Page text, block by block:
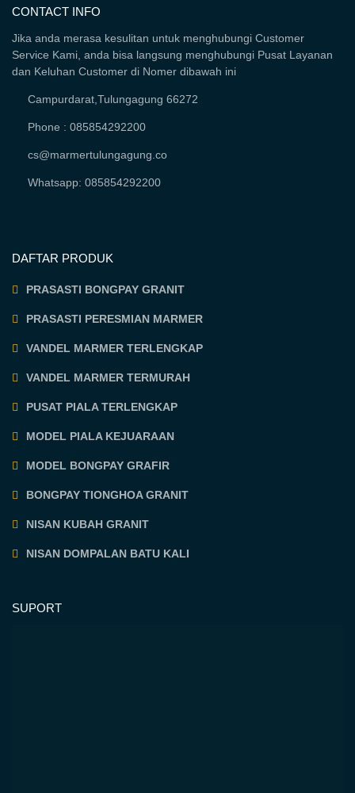
CONTACT INFO
Jika anda merasa kesulitan untuk menghubungi Customer
Service Kami, anda bisa langsung menghubungi Pusat Layanan
dan Keluhan Customer di Nomer dibawah ini
Campurdarat,Tulungagung 66272
Phone : 085854292200
cs@marmertulungagung.co
Whatsapp: 085854292200
DAFTAR PRODUK
PRASASTI BONGPAY GRANIT
PRASASTI PERESMIAN MARMER
VANDEL MARMER TERLENGKAP
VANDEL MARMER TERMURAH
PUSAT PIALA TERLENGKAP
MODEL PIALA KEJUARAAN
MODEL BONGPAY GRAFIR
BONGPAY TIONGHOA GRANIT
NISAN KUBAH GRANIT
NISAN DOMPALAN BATU KALI
SUPORT